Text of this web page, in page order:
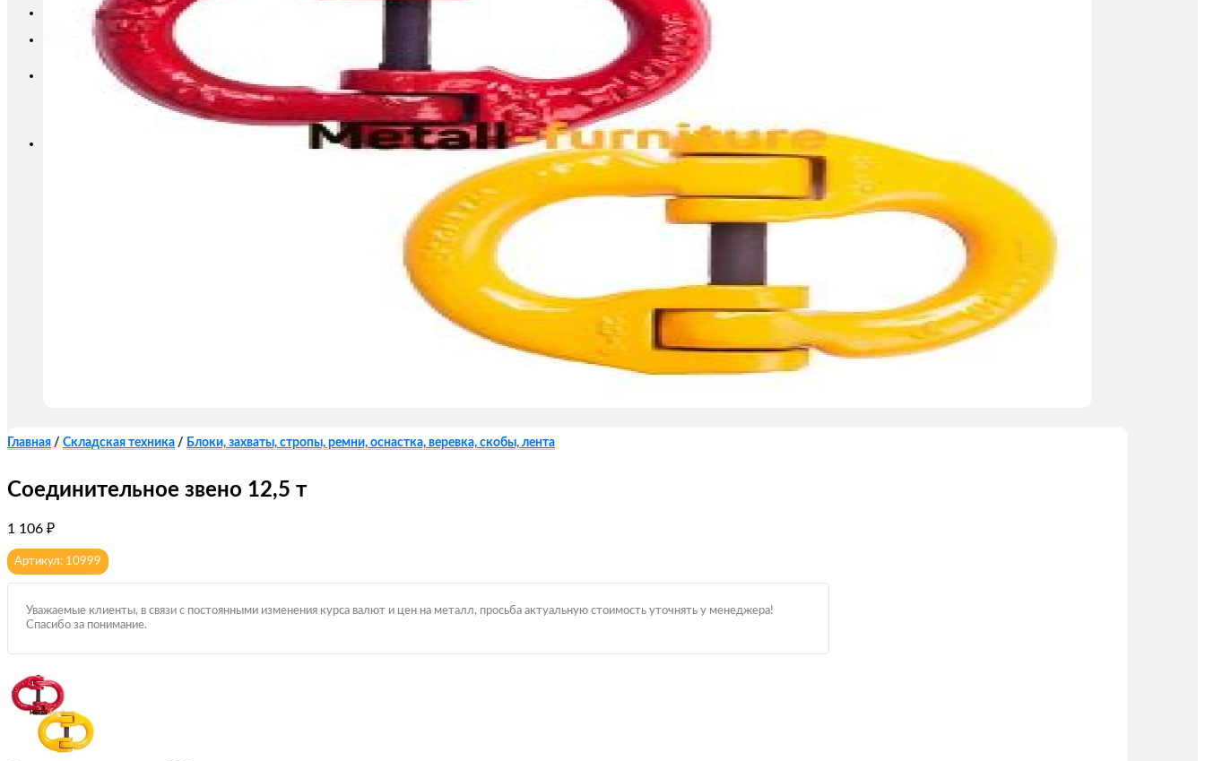
8 (800) 333-87-80
Главная / Складская техника / Блоки, захваты, стропы, ремни, оснастка, веревка, скобы, лента
Соединительное звено 12,5 т
1 106 ₽
Артикул: 10999
Уважаемые клиенты, в связи с постоянными изменения курса валют и цен на металл, просьба актуальную стоимость уточнять у менеджера!
Спасибо за понимание.